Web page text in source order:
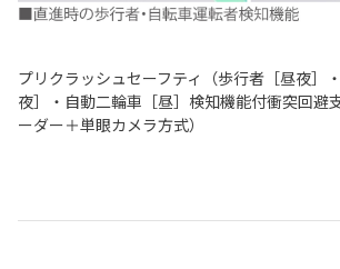
プリクラッシュセーフティ（歩行者［昼夜］
夜］・自動二輪車［昼］検知機能付衝突回避
ーダー＋単眼カメラ方式）